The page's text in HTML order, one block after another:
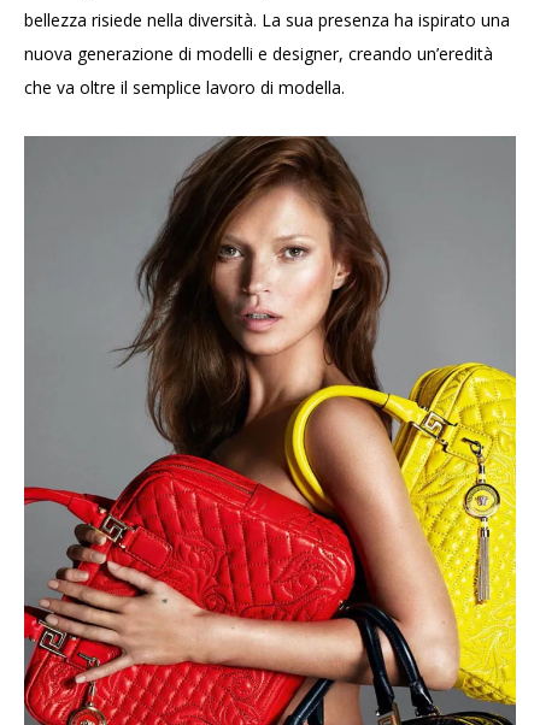
bellezza risiede nella diversità. La sua presenza ha ispirato una
nuova generazione di modelli e designer, creando un’eredità
che va oltre il semplice lavoro di modella.